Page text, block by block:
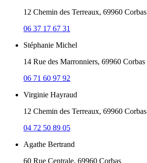
12 Chemin des Terreaux, 69960 Corbas
06 37 17 67 31
Stéphanie Michel
14 Rue des Marronniers, 69960 Corbas
06 71 60 97 92
Virginie Hayraud
12 Chemin des Terreaux, 69960 Corbas
04 72 50 89 05
Agathe Bertrand
60 Rue Centrale, 69960 Corbas